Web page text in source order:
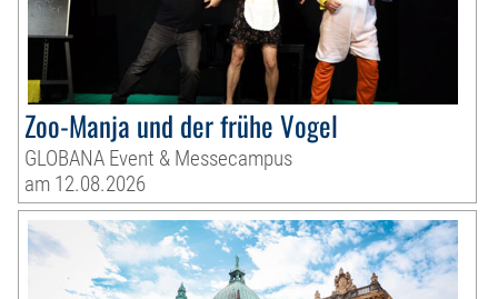
Zoo-Manja und der frühe Vogel
GLOBANA Event & Messecampus
am 12.08.2026